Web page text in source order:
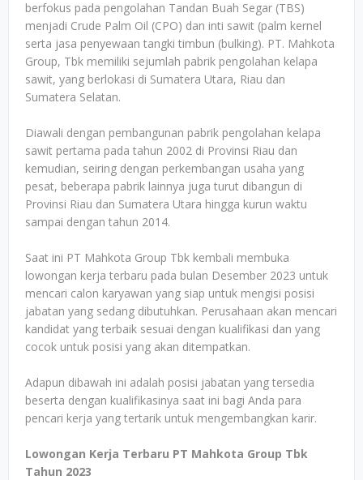
berfokus pada pengolahan Tandan Buah Segar (TBS)
menjadi Crude Palm Oil (CPO) dan inti sawit (palm kernel
serta jasa penyewaan tangki timbun (bulking). PT. Mahkota
Group, Tbk memiliki sejumlah pabrik pengolahan kelapa
sawit, yang berlokasi di Sumatera Utara, Riau dan
Sumatera Selatan.
Diawali dengan pembangunan pabrik pengolahan kelapa
sawit pertama pada tahun 2002 di Provinsi Riau dan
kemudian, seiring dengan perkembangan usaha yang
pesat, beberapa pabrik lainnya juga turut dibangun di
Provinsi Riau dan Sumatera Utara hingga kurun waktu
sampai dengan tahun 2014.
Saat ini PT Mahkota Group Tbk kembali membuka
lowongan kerja terbaru pada bulan Desember 2023 untuk
mencari calon karyawan yang siap untuk mengisi posisi
jabatan yang sedang dibutuhkan. Perusahaan akan mencari
kandidat yang terbaik sesuai dengan kualifikasi dan yang
cocok untuk posisi yang akan ditempatkan.
Adapun dibawah ini adalah posisi jabatan yang tersedia
beserta dengan kualifikasinya saat ini bagi Anda para
pencari kerja yang tertarik untuk mengembangkan karir.
Lowongan Kerja Terbaru PT Mahkota Group Tbk
Tahun 2023